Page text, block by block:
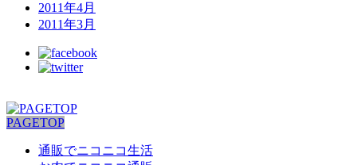
2011年4月
2011年3月
PAGETOP
通販でニコニコ生活